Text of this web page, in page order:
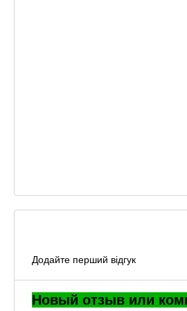
Додайте перший відгук
Новый отзыв или